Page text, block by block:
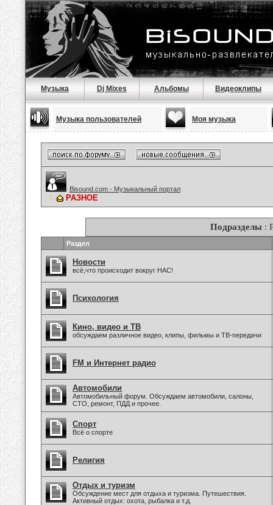
Музыка Dj Mixes Альбомы Видеоклипы
Музыка пользователей Моя музыка
Bisound.com - Музыкальный портал
РАЗНОЕ
Подразделы :
Раздел
Новости
всё,что происходит вокруг НАС!
Психология
Кино, видео и ТВ
обсуждаем различное видео, клипы, фильмы и ТВ-передачи
FM и Интернет радио
Автомобили
Автомобильный форум. Обсуждаем автомобили, салоны,
СТО, ремонт, ПДД и прочее.
Спорт
Всё о спорте
Религия
Отдых и туризм
Обсуждение мест для отдыха и туризма. Путешествия.
Активный отдых: охота, рыбалка и т.д.